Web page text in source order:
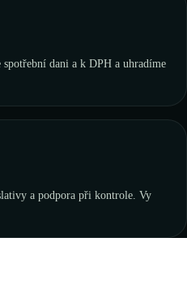
dani a k DPH a uhradíme
a podpora při kontrole. Vy